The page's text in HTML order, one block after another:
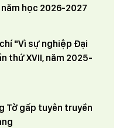
học 2026-2027
"Vì sự nghiệp Đại
thứ XVII, năm 2025-
Tờ gấp tuyên truyền